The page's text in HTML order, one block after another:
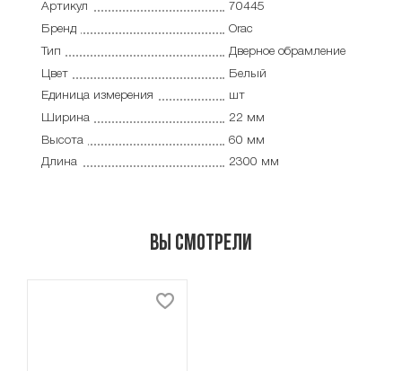
Артикул
70445
Бренд
Orac
Тип
Дверное обрамление
Цвет
Белый
Единица измерения
шт
Ширина
22 мм
Высота
60 мм
Длина
2300 мм
Вы смотрели